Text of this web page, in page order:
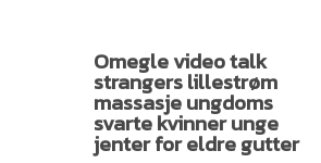
Omegle video talk
strangers lillestrøm
massasje ungdoms
svarte kvinner unge
jenter for eldre gutter